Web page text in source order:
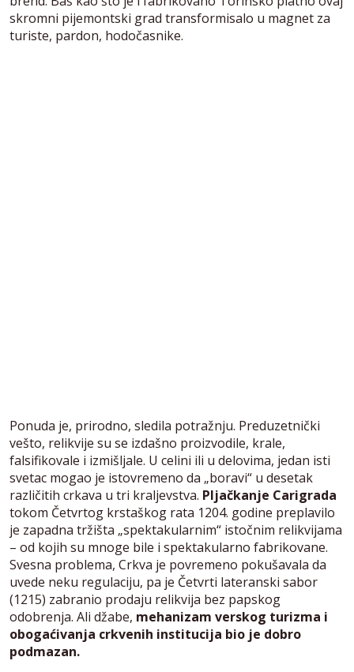
skromni pijemontski grad transformisalo u magnet za
turiste, pardon, hodočasnike.
Ponuda je, prirodno, sledila potražnju. Preduzetnički
vešto, relikvije su se izdašno proizvodile, krale,
falsifikovale i izmišljale. U celini ili u delovima, jedan isti
svetac mogao je istovremeno da „boravi“ u desetak
različitih crkava u tri kraljevstva. Pljačkanje Carigrada
tokom Četvrtog krstaškog rata 1204. godine preplavilo
je zapadna tržišta „spektakularnim“ istočnim relikvijama
– od kojih su mnoge bile i spektakularno fabrikovane.
Svesna problema, Crkva je povremeno pokušavala da
uvede neku regulaciju, pa je Četvrti lateranski sabor
(1215) zabranio prodaju relikvija bez papskog
odobrenja. Ali džabe, mehanizam verskog turizma i
obogaćivanja crkvenih institucija bio je dobro
podmazan.